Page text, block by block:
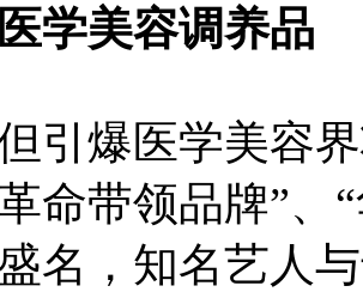
学美容调养品
引爆医学美容
命带领品牌”、
名，知名艺人